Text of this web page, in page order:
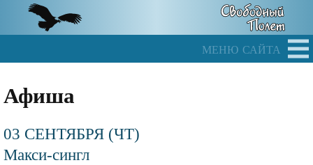
main
меню сайта
Афиша
03 СЕНТЯБРЯ (ЧТ)
Макси-сингл